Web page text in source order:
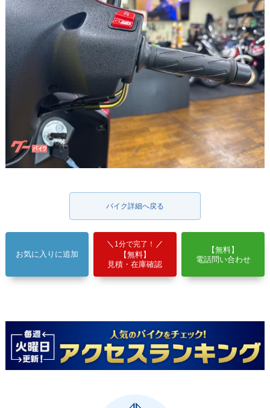
バイク詳細へ戻る
お気に入りに追加
1分で完了！
【無料】
見積・在庫確認
【無料】
電話問い合わせ